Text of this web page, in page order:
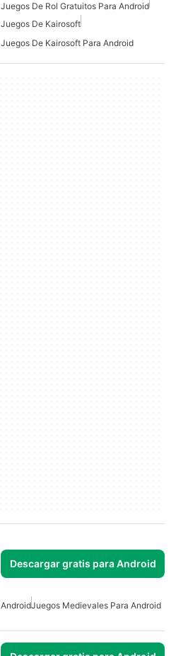
Juegos De Rol Gratuitos Para Android
Juegos De Kairosoft
Juegos De Kairosoft Para Android
Descargar gratis para Android
AndroidJuegos Medievales Para Android